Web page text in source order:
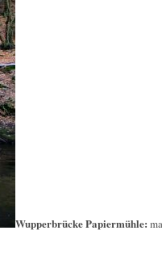
Wupperbrücke Papiermühle: